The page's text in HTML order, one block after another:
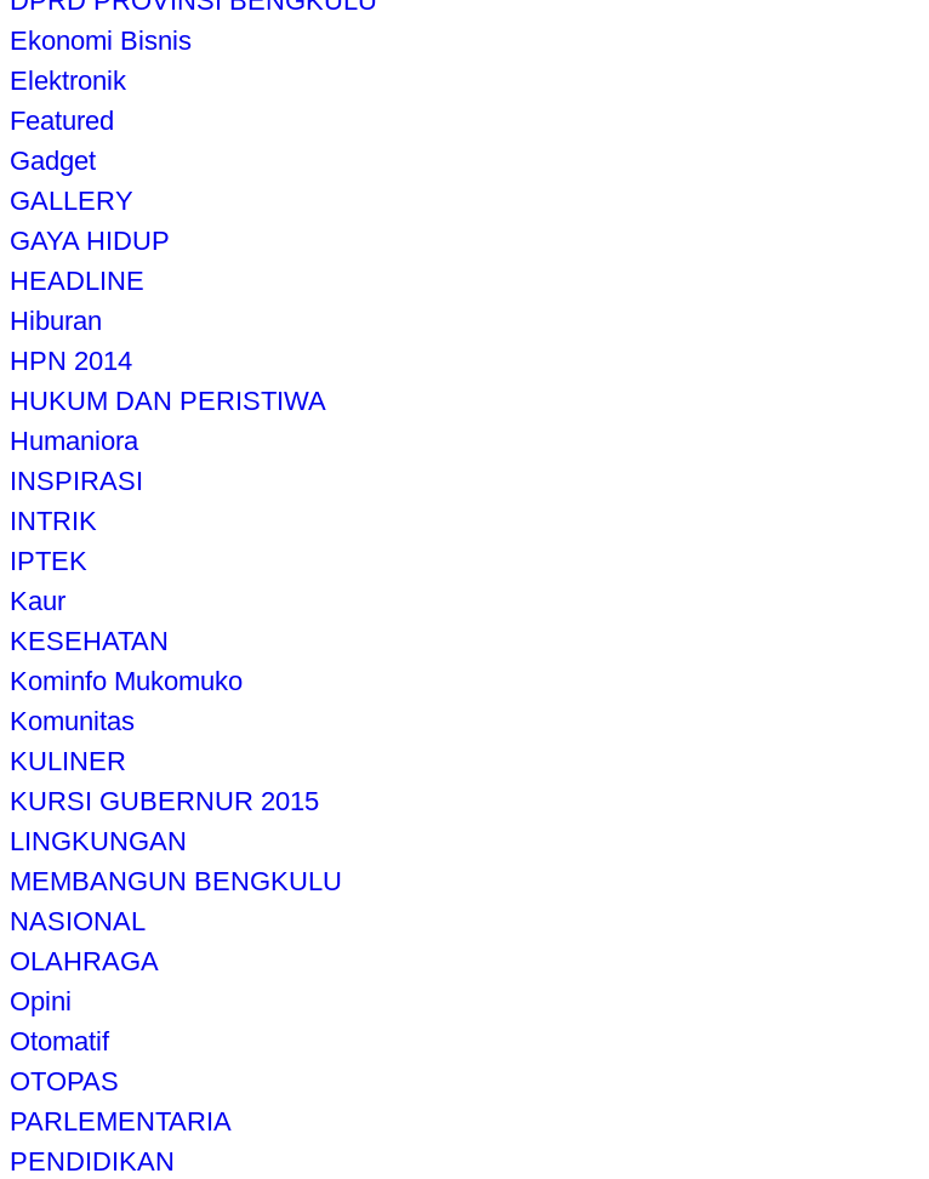
Ekonomi Bisnis
Elektronik
Featured
Gadget
GALLERY
GAYA HIDUP
HEADLINE
Hiburan
HPN 2014
HUKUM DAN PERISTIWA
Humaniora
INSPIRASI
INTRIK
IPTEK
Kaur
KESEHATAN
Kominfo Mukomuko
Komunitas
KULINER
KURSI GUBERNUR 2015
LINGKUNGAN
MEMBANGUN BENGKULU
NASIONAL
OLAHRAGA
Opini
Otomatif
OTOPAS
PARLEMENTARIA
PENDIDIKAN